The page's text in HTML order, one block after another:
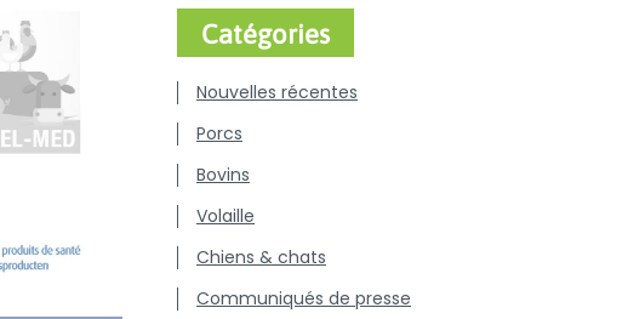
Catégories
Nouvelles récentes
Porcs
Bovins
Volaille
Chiens & chats
Communiqués de presse